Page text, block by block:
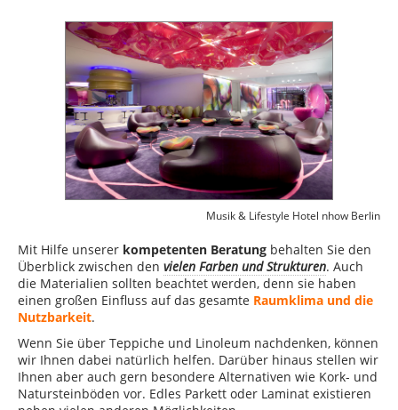
Musik & Lifestyle Hotel nhow Berlin
Mit Hilfe unserer kompetenten Beratung behalten Sie den
Überblick zwischen den vielen Farben und Strukturen. Auch
die Materialien sollten beachtet werden, denn sie haben
einen großen Einfluss auf das gesamte Raumklima und die
Nutzbarkeit.
Wenn Sie über Teppiche und Linoleum nachdenken, können
wir Ihnen dabei natürlich helfen. Darüber hinaus stellen wir
Ihnen aber auch gern besondere Alternativen wie Kork- und
Natursteinböden vor. Edles Parkett oder Laminat existieren